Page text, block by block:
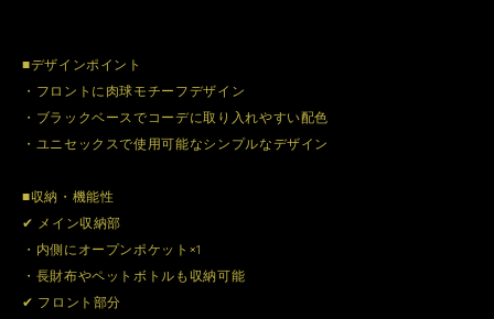
■デザインポイント
・フロントに肉球モチーフデザイン
・ブラックベースでコーデに取り入れやすい配色
・ユニセックスで使用可能なシンプルなデザイン
■収納・機能性
✔ メイン収納部
・内側にオープンポケット×1
・長財布やペットボトルも収納可能
✔ フロント部分